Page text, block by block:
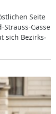
Sei­te
Gas­se
sich Be­zirks­